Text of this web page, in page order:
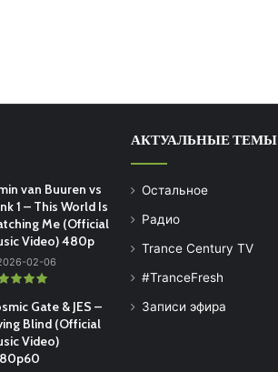
van Buuren vs
1 – This World Is
Me (Official
Video) 480p
02-06
Gate & JES –
Blind (Official
Video)
АКТУАЛЬНЫЕ ТЕМЫ
Остальное
Радио
Trance Century TV
#TranceFresh
Записи эфира